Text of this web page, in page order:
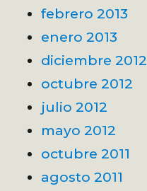
febrero 2013
enero 2013
diciembre 2012
octubre 2012
julio 2012
mayo 2012
octubre 2011
agosto 2011